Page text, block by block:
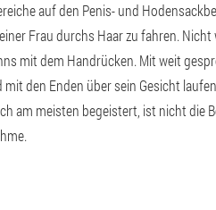
auf den Penis- und
Frau durchs Haar zu fahren.
mit dem Handrücken. Mit weit
den Enden über sein Gesicht
am meisten begeistert, ist nicht die